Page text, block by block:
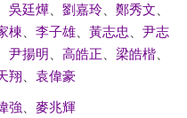
吳廷燁、 劉嘉玲、 鄭秀文
棟
李子雄、 黃志忠
尹志
尹揚明 高皓正 梁皓楷、
翔
袁偉豪
強 麥兆輝